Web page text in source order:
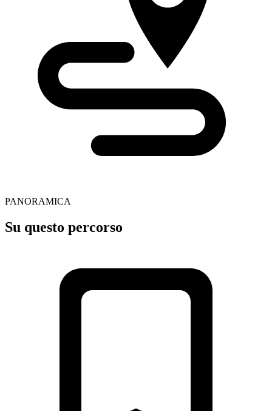
PANORAMICA
Su questo percorso